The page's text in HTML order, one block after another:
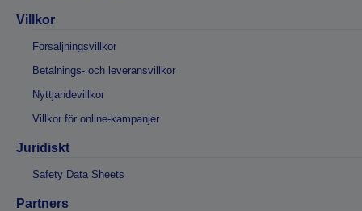
Villkor
Försäljningsvillkor
Betalnings- och leveransvillkor
Nyttjandevillkor
Villkor för online-kampanjer
Juridiskt
Safety Data Sheets
Partners